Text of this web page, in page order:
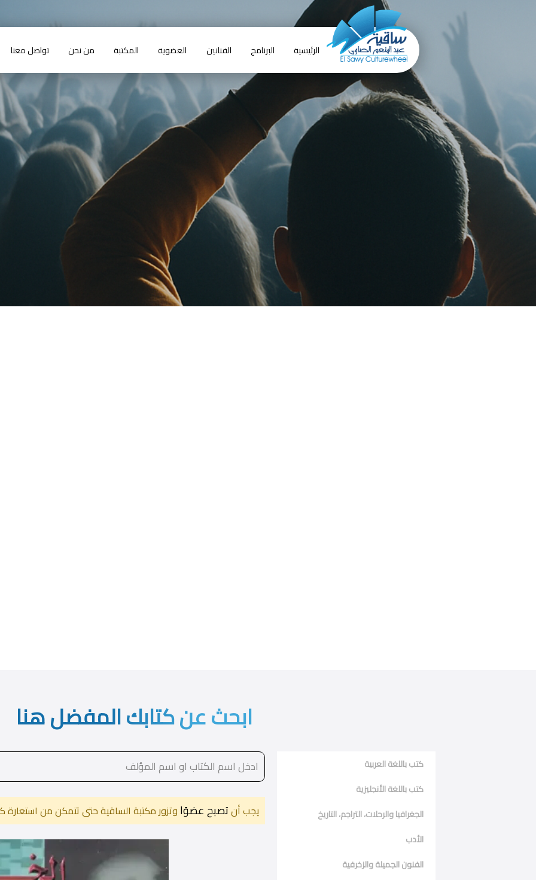
الرئيسية البرنامج الفنانين العضوية المكتبة من نحن تواصل معنا
ابحث عن كتابك المفضل هنا
كتب باللغة العربية
كتب باللغة الأنجليزية
الجغرافيا والرحلات، التراجم، التاريخ
الأدب
الفنون الجميلة والزخرفية
يجب أنتصبح عضوًا وتزور مكتبة الساقية حتى تتمكن من استعارة